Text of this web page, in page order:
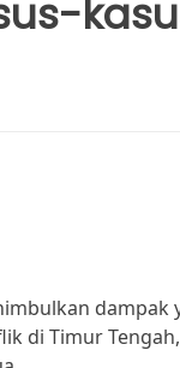
dampak
di Timur